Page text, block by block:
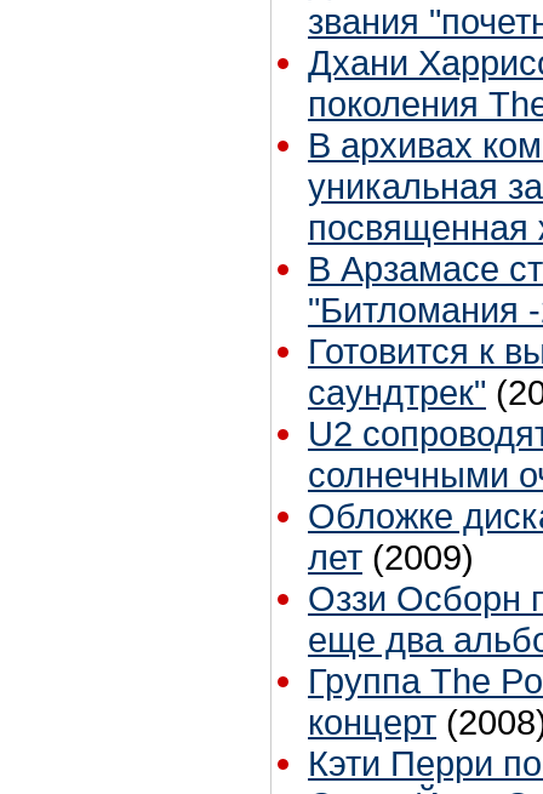
звания
Дхани
поколения
В архивах
уникальная
посвященная
В Арзамасе
"Битломания
Готовится к
саундтрек"
U2
солнечными
Обложке
лет (2009)
Оззи Осборн
еще два
Группа The
концерт
Кэти Перри